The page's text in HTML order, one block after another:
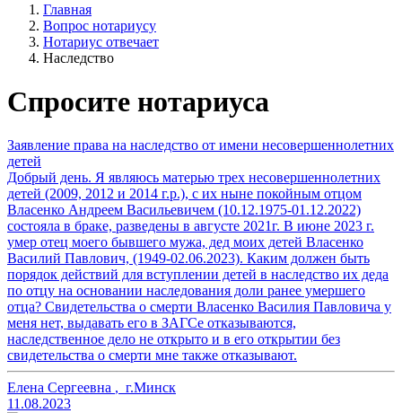
Главная
Вопрос нотариусу
Нотариус отвечает
Наследство
Спросите нотариуса
Заявление права на наследство от имени несовершеннолетних
детей
Добрый день. Я являюсь матерью трех несовершеннолетних
детей (2009, 2012 и 2014 г.р.), с их ныне покойным отцом
Власенко Андреем Васильевичем (10.12.1975-01.12.2022)
состояла в браке, разведены в августе 2021г. В июне 2023 г.
умер отец моего бывшего мужа, дед моих детей Власенко
Василий Павлович, (1949-02.06.2023). Каким должен быть
порядок действий для вступлении детей в наследство их деда
по отцу на основании наследования доли ранее умершего
отца? Свидетельства о смерти Власенко Василия Павловича у
меня нет, выдавать его в ЗАГСе отказываются,
наследственное дело не открыто и в его открытии без
свидетельства о смерти мне также отказывают.
Елена Сергеевна , г.Минск
11.08.2023